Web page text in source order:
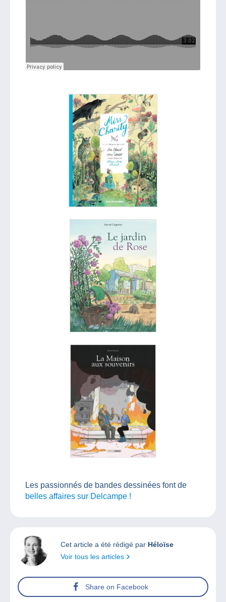
Les passionnés de bandes dessinées font de
belles affaires sur Delcampe !
Cet article a été rédigé par Héloïse
Voir tous les articles
Share on Facebook